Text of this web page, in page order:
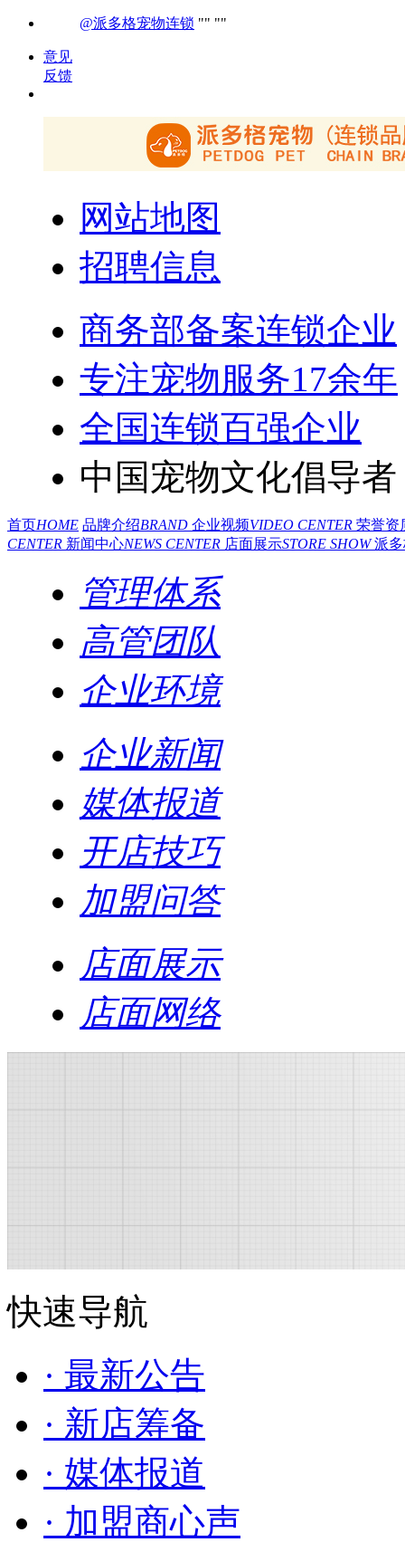
@派多格宠物连锁
意见
反馈
网站地图
招聘信息
商务部备案连锁企业
专注宠物服务17余年
全国连锁百强企业
中国宠物文化倡导者
首页HOME 品牌介绍BRAND 企业视频VIDEO CENTER 荣誉资
CENTER 新闻中心NEWS CENTER 店面展示STORE SHOW派
管理体系
高管团队
企业环境
企业新闻
媒体报道
开店技巧
加盟问答
店面展示
店面网络
快速导航
· 最新公告
· 新店筹备
· 媒体报道
· 加盟商心声